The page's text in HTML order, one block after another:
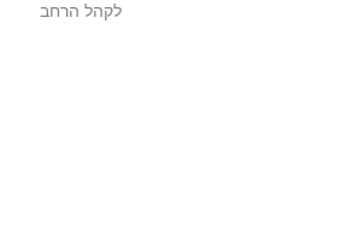
לקהל הרחב